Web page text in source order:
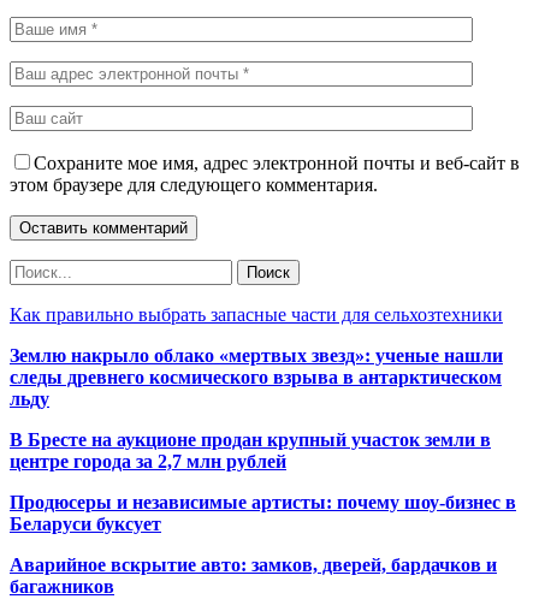
Сохраните мое имя, адрес электронной почты и веб-сайт в
этом браузере для следующего комментария.
Как правильно выбрать запасные части для сельхозтехники
Землю накрыло облако «мертвых звезд»: ученые нашли
следы древнего космического взрыва в антарктическом
льду
В Бресте на аукционе продан крупный участок земли в
центре города за 2,7 млн рублей
Продюсеры и независимые артисты: почему шоу-бизнес в
Беларуси буксует
Аварийное вскрытие авто: замков, дверей, бардачков и
багажников